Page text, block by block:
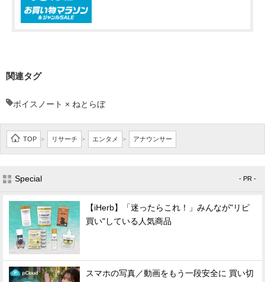
関連タグ
ボイスノート × ねとらぼ
TOP > リサーチ > エンタメ > アナウンサー
Special - PR -
【iHerb】「迷ったらこれ！」みんなが"リピ
買い"している人気商品
スマホの写真／動画をもう一段安全に 買い切